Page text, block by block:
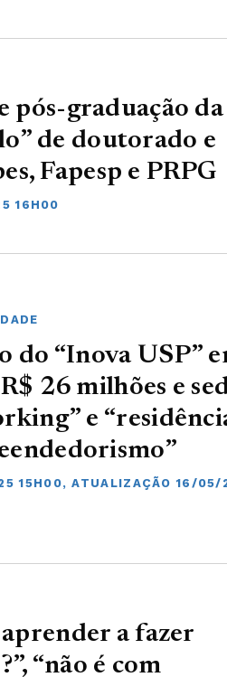
pós-graduação da
de doutorado e
Fapesp e PRPG
16H00
do “Inova USP”
26 milhões e
e
15H00, ATUALIZAÇÃO 16/05/
a fazer
“não é com